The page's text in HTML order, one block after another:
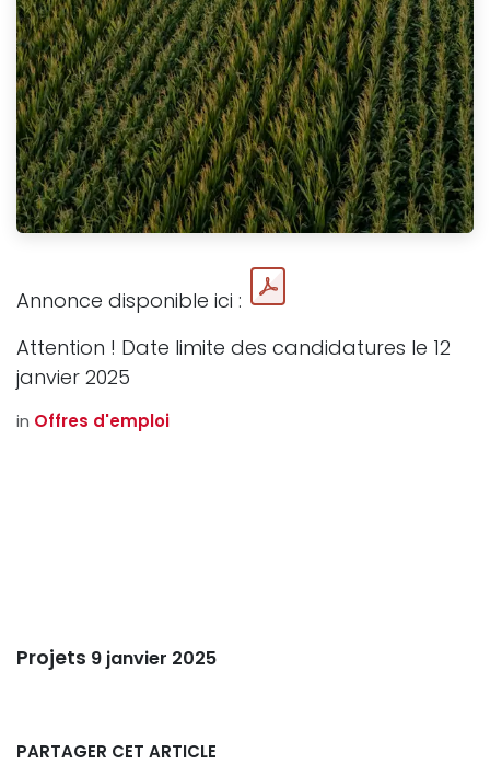
Annonce disponible ici :
Attention ! Date limite des candidatures le 12
janvier 2025
in Offres d'emploi
Projets 9 janvier 2025
PARTAGER CET ARTICLE